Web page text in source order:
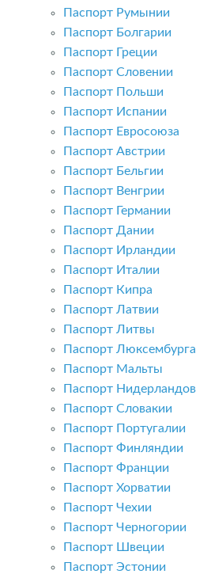
Паспорт Румынии
Паспорт Болгарии
Паспорт Греции
Паспорт Словении
Паспорт Польши
Паспорт Испании
Паспорт Евросоюза
Паспорт Австрии
Паспорт Бельгии
Паспорт Венгрии
Паспорт Германии
Паспорт Дании
Паспорт Ирландии
Паспорт Италии
Паспорт Кипра
Паспорт Латвии
Паспорт Литвы
Паспорт Люксембурга
Паспорт Мальты
Паспорт Нидерландов
Паспорт Словакии
Паспорт Португалии
Паспорт Финляндии
Паспорт Франции
Паспорт Хорватии
Паспорт Чехии
Паспорт Черногории
Паспорт Швеции
Паспорт Эстонии